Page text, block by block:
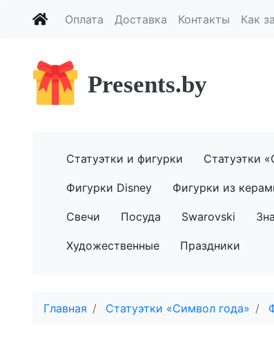
Оплата Доставка Контакты Как
Presents.by
Статуэтки и фигурки Статуэтки
Фигурки Disney Фигурки из
Свечи Посуда Swarovski
Художественные Праздники
Главная Статуэтки «Символ года»